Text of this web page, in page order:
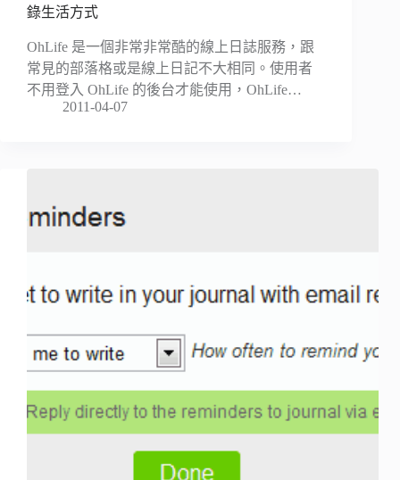
錄生活方式
OhLife 是一個非常非常酷的線上日誌服務，跟
常見的部落格或是線上日記不大相同。使用者
不用登入 OhLife 的後台才能使用，OhLife…
2011-04-07